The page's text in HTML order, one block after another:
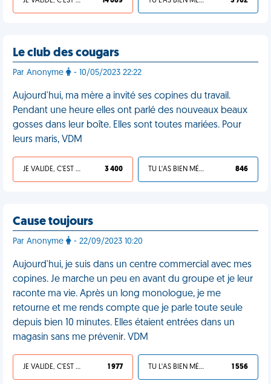
Le club des cougars
Par Anonyme - 10/05/2023 22:22
Aujourd'hui, ma mère a invité ses copines du travail.
Pendant une heure elles ont parlé des nouveaux beaux
gosses dans leur boîte. Elles sont toutes mariées. Pour
leurs maris, VDM
JE VALIDE, C'EST UNE VDM 3 400 TU L'AS BIEN MÉRITÉ 846
Cause toujours
Par Anonyme - 22/09/2023 10:20
Aujourd'hui, je suis dans un centre commercial avec mes
copines. Je marche un peu en avant du groupe et je leur
raconte ma vie. Après un long monologue, je me
retourne et me rends compte que je parle toute seule
depuis bien 10 minutes. Elles étaient entrées dans un
magasin sans me prévenir. VDM
JE VALIDE, C'EST UNE VDM 1 977 TU L'AS BIEN MÉRITÉ 1 556